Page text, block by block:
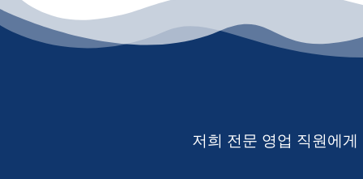
저희 전문 영업 직원에